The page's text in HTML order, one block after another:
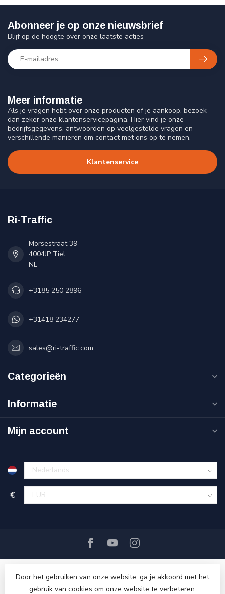
Meer informatie
Als je vragen hebt over onze producten of je aankoop, bezoek
dan zeker onze klantenservicepagina. Hier vind je onze
bedrijfsgegevens, antwoorden op veelgestelde vragen en
verschillende manieren om contact met ons op te nemen.
Klantenservice
Abonneer je op onze nieuwsbrief
Blijf op de hoogte over onze laatste acties
Ri-Traffic
Morsestraat 39
4004JP Tiel
NL
+3185 250 2896
+31418 234277
sales@ri-traffic.com
Categorieën
Informatie
Mijn account
€
Door het gebruiken van onze website, ga je akkoord met het
gebruik van cookies om onze website te verbeteren.